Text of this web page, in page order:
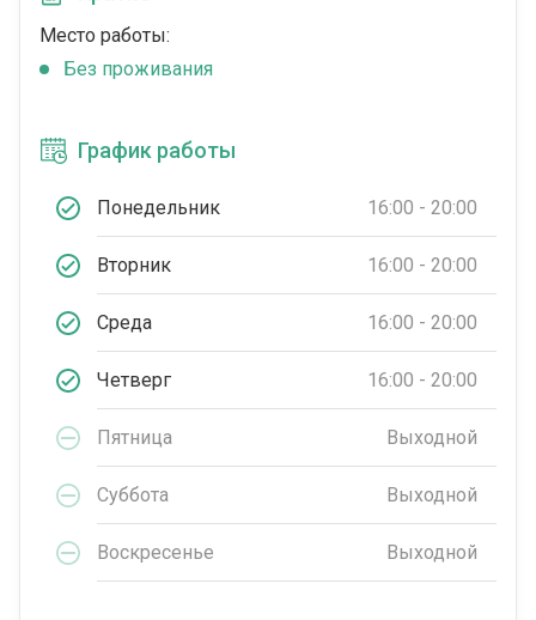
Место работы:
Без проживания
График работы
Понедельник 16:00 - 20:00
Вторник 16:00 - 20:00
Среда 16:00 - 20:00
Четверг 16:00 - 20:00
Пятница Выходной
Суббота Выходной
Воскресенье Выходной